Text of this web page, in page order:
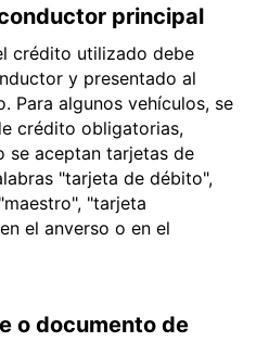
principal
crédito utilizado debe
y presentado al
Para algunos vehículos, se
crédito obligatorias,
se aceptan tarjetas de
"tarjeta de débito",
"tarjeta
el anverso o en el
o documento de